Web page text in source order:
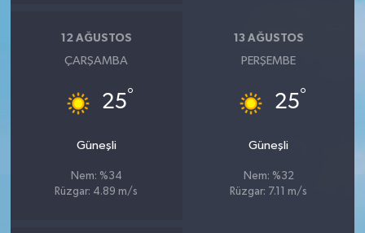
12 AĞUSTOS
ÇARŞAMBA
25°
Güneşli
Nem: %34
Rüzgar: 4.89 m/s
13 AĞUSTOS
PERŞEMBE
25°
Güneşli
Nem: %32
Rüzgar: 7.11 m/s